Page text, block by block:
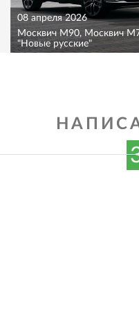
08 апреля 2026
Москвич M90, Москвич
"Новые русские"